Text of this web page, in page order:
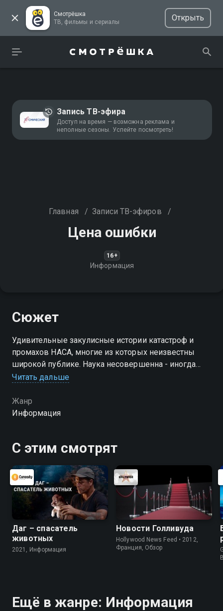
Смотрёшка
ТВ, фильмы и сериалы
Открыть
Запись ТВ-эфира
Доступ на время — возможна реклама и
неполные сезоны. Успейте посмотреть!
Главная / Записи ТВ-эфиров /
Цена ошибки
16+
Информация
Сюжет
Удивительные закулисные истории катастроф и
промахов НАСА, многие из которых неизвестны
широкой публике. Наука несовершенна - иногда
приходится учиться на горьком опыте
Читать дальше
Жанр
Информация
С этим смотрят
Даг – спасатель
животных
2021, Информация
Новости Голливуда
Hollywood News Feed • 2012,
Франция, Обзор
Ещё в жанре: Информация